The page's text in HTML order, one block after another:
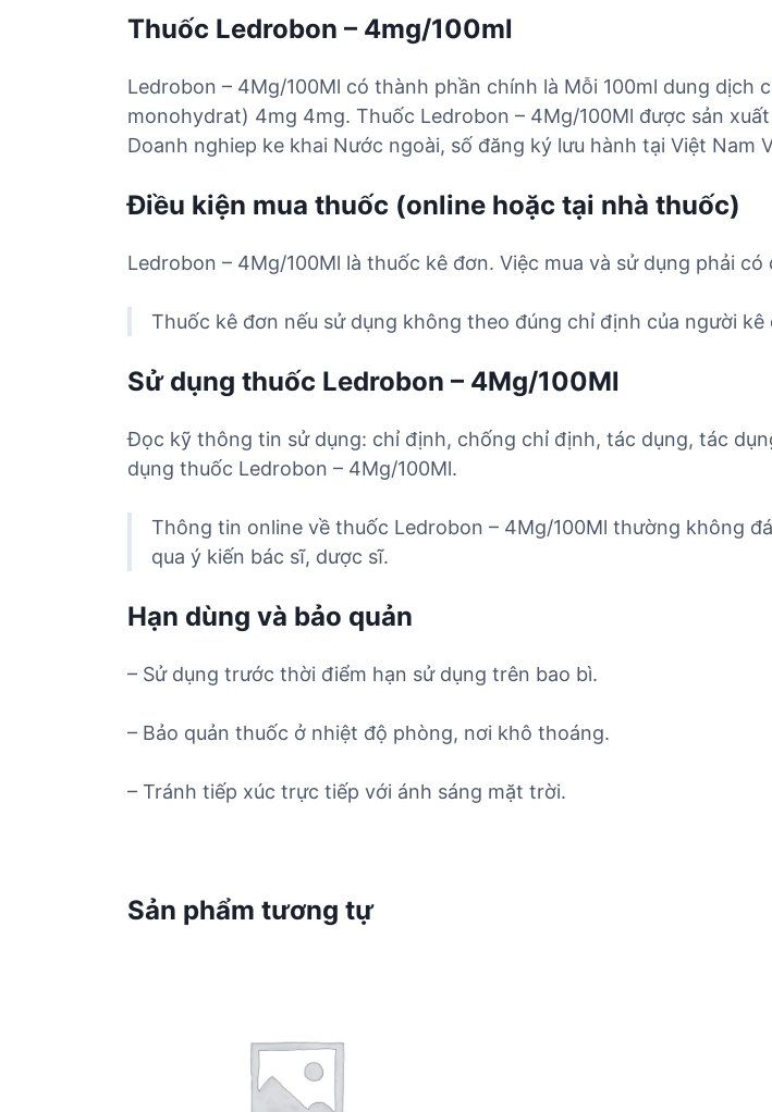
Thuốc Ledrobon – 4mg/100ml
Ledrobon – 4Mg/100Ml có thành phần chính là Mỗi 100ml dung dịch
monohydrat) 4mg 4mg. Thuốc Ledrobon – 4Mg/100Ml được sản
Doanh nghiep ke khai Nước ngoài, số đăng ký lưu hành tại Việt Nam
Điều kiện mua thuốc (online hoặc tại nhà thuốc)
Ledrobon – 4Mg/100Ml là thuốc kê đơn. Việc mua và sử dụng phải
Thuốc kê đơn nếu sử dụng không theo đúng chỉ định của người
Sử dụng thuốc Ledrobon – 4Mg/100Ml
Đọc kỹ thông tin sử dụng: chỉ định, chống chỉ định, tác dụng, tác
dụng thuốc Ledrobon – 4Mg/100Ml.
Thông tin online về thuốc Ledrobon – 4Mg/100Ml thường không
qua ý kiến bác sĩ, dược sĩ.
Hạn dùng và bảo quản
– Sử dụng trước thời điểm hạn sử dụng trên bao bì.
– Bảo quản thuốc ở nhiệt độ phòng, nơi khô thoáng.
– Tránh tiếp xúc trực tiếp với ánh sáng mặt trời.
Sản phẩm tương tự